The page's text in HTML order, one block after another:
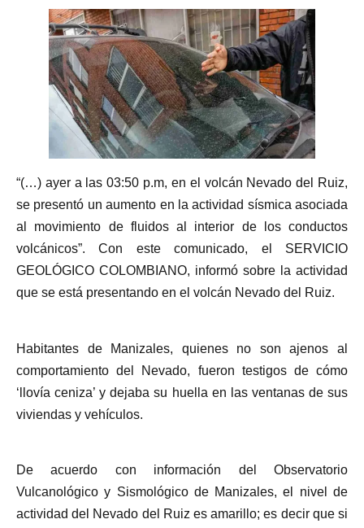
“(…) ayer a las 03:50 p.m, en el volcán Nevado del Ruiz,
se presentó un aumento en la actividad sísmica asociada
al movimiento de fluidos al interior de los conductos
volcánicos”. Con este comunicado, el SERVICIO
GEOLÓGICO COLOMBIANO, informó sobre la actividad
que se está presentando en el volcán Nevado del Ruiz.
Habitantes de Manizales, quienes no son ajenos al
comportamiento del Nevado, fueron testigos de cómo
‘llovía ceniza’ y dejaba su huella en las ventanas de sus
viviendas y vehículos.
De acuerdo con información del Observatorio
Vulcanológico y Sismológico de Manizales, el nivel de
actividad del Nevado del Ruiz es amarillo; es decir que si